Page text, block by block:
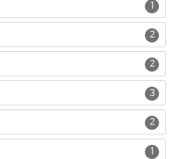
1
2
2
3
2
1